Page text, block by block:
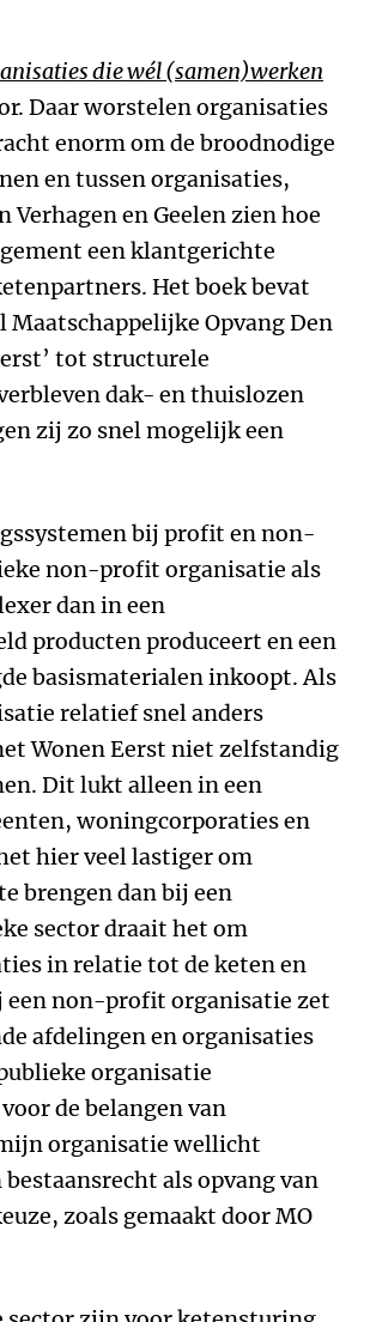
die wél (samen)werken
Daar worstelen organisaties
enorm om de broodnodige
en tussen organisaties,
en Geelen zien hoe
een klantgerichte
Het boek bevat
Opvang Den
tot structurele
dak- en thuislozen
zij zo snel mogelijk een
bij profit en non-
non-profit organisatie als
dan in een
producten produceert en een
basismaterialen inkoopt. Als
relatief snel anders
Wonen Eerst niet zelfstandig
Dit lukt alleen in een
woningcorporaties en
hier veel lastiger om
brengen dan bij een
sector draait het om
in relatie tot de keten en
een non-profit organisatie zet
afdelingen en organisaties
organisatie
de belangen van
organisatie wellicht
als opvang van
zoals gemaakt door MO